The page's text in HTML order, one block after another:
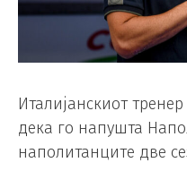
Италијанскиот
дека го напушта
наполитанците две